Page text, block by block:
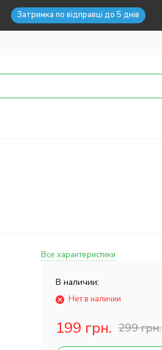
Затримка по відправці до 5 днів
Все характеристики
В наличии:
Нет в наличии
199 грн. 299 грн.